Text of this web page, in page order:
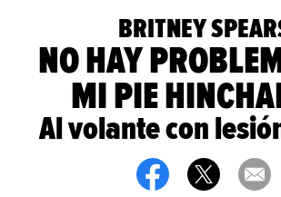
BRITNEY
NO HAY
MI PIE
Al volante con